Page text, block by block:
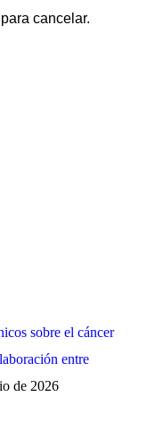
cancelar.
sobre el cáncer
entre
de 2026